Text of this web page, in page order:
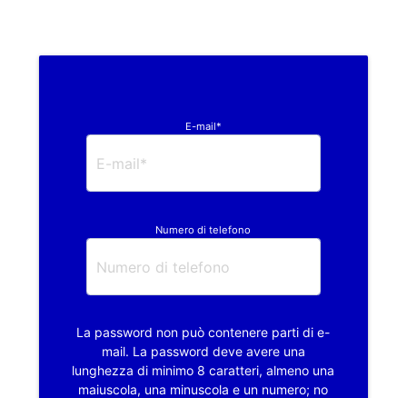
E-mail*
Numero di telefono
La password non può contenere parti di e-
mail. La password deve avere una
lunghezza di minimo 8 caratteri, almeno una
maiuscola, una minuscola e un numero; no